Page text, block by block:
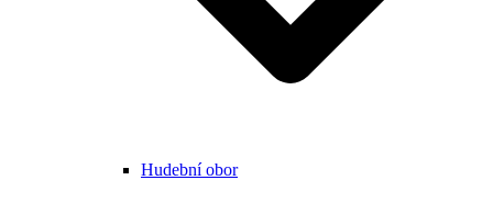
Hudební obor